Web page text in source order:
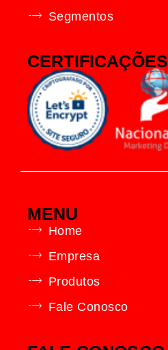
Segmentos
CERTIFICAÇÕES
MENU
Home
Empresa
Produtos
Fale Conosco